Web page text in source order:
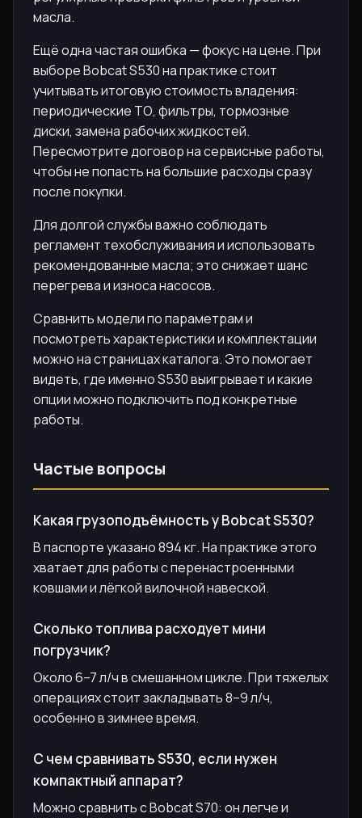
масла.
Ещё одна частая ошибка — фокус на цене. При
выборе Bobcat S530 на практике стоит
учитывать итоговую стоимость владения:
периодические ТО, фильтры, тормозные
диски, замена рабочих жидкостей.
Пересмотрите договор на сервисные работы,
чтобы не попасть на большие расходы сразу
после покупки.
Для долгой службы важно соблюдать
регламент техобслуживания и использовать
рекомендованные масла; это снижает шанс
перегрева и износа насосов.
Сравнить модели по параметрам и
посмотреть характеристики и комплектации
можно на страницах каталога. Это помогает
видеть, где именно S530 выигрывает и какие
опции можно подключить под конкретные
работы.
Частые вопросы
Какая грузоподъёмность у Bobcat S530?
В паспорте указано 894 кг. На практике этого
хватает для работы с перенастроенными
ковшами и лёгкой вилочной навеской.
Сколько топлива расходует мини
погрузчик?
Около 6–7 л/ч в смешанном цикле. При тяжелых
операциях стоит закладывать 8–9 л/ч,
особенно в зимнее время.
С чем сравнивать S530, если нужен
компактный аппарат?
Можно сравнить с Bobcat S70: он легче и